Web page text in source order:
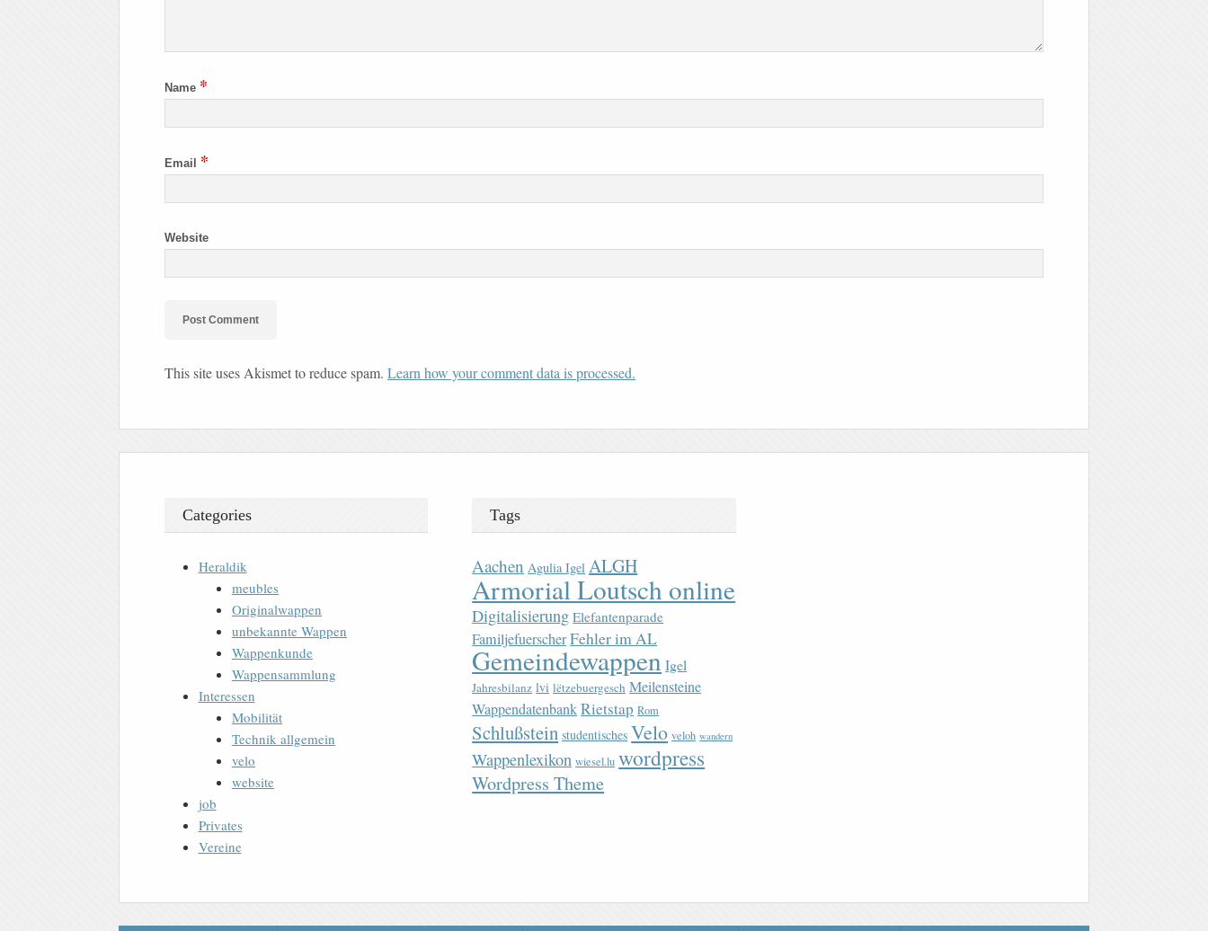
Name *
Email *
Website
This site uses Akismet to reduce spam. Learn how your comment data is processed.
Categories
Heraldik
meubles
Originalwappen
unbekannte Wappen
Wappenkunde
Wappensammlung
Interessen
Mobilität
Technik allgemein
velo
website
job
Privates
Vereine
Tags
Aachen Agulia Igel ALGH
Armorial Loutsch online
Digitalisierung Elefantenparade
FamiljefuerscherFehler im AL
Gemeindewappen Igel
Jahresbilanz lvi lëtzebuergesch Meilensteine
WappendatenbankRietstap Rom
Schlußstein studentisches Velo veloh wandern
Wappenlexikon wiesel.lu wordpress
Wordpress Theme